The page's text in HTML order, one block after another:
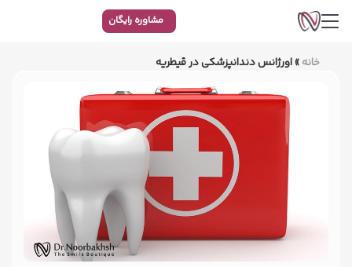
مشاوره رایگان
خانه»اورژانس دندانپزشکی در قیطریه